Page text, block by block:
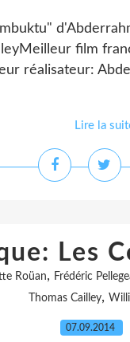
film
réalisateur:
Lire la
Les
Roüan, Frédéric
Thomas Cailley,
07.09.2014